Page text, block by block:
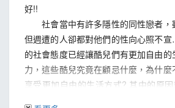
好!!
社會當中有許多隱性的同性戀者，
但週遭的人卻都對他們的性向心照不
的社會態度已經讓酷兒們有更加自由
力，這些酷兒究竟在顧忌什麼，為什麼
享受更加自由的生活方式? 其中的原